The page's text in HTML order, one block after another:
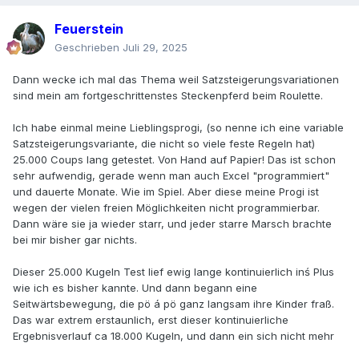
Feuerstein
Geschrieben Juli 29, 2025
Dann wecke ich mal das Thema weil Satzsteigerungsvariationen
sind mein am fortgeschrittenstes Steckenpferd beim Roulette.
Ich habe einmal meine Lieblingsprogi, (so nenne ich eine variable
Satzsteigerungsvariante, die nicht so viele feste Regeln hat)
25.000 Coups lang getestet. Von Hand auf Papier! Das ist schon
sehr aufwendig, gerade wenn man auch Excel "programmiert"
und dauerte Monate. Wie im Spiel. Aber diese meine Progi ist
wegen der vielen freien Möglichkeiten nicht programmierbar.
Dann wäre sie ja wieder starr, und jeder starre Marsch brachte
bei mir bisher gar nichts.
Dieser 25.000 Kugeln Test lief ewig lange kontinuierlich inś Plus
wie ich es bisher kannte. Und dann begann eine
Seitwärtsbewegung, die pö á pö ganz langsam ihre Kinder fraß.
Das war extrem erstaunlich, erst dieser kontinuierliche
Ergebnisverlauf ca 18.000 Kugeln, und dann ein sich nicht mehr